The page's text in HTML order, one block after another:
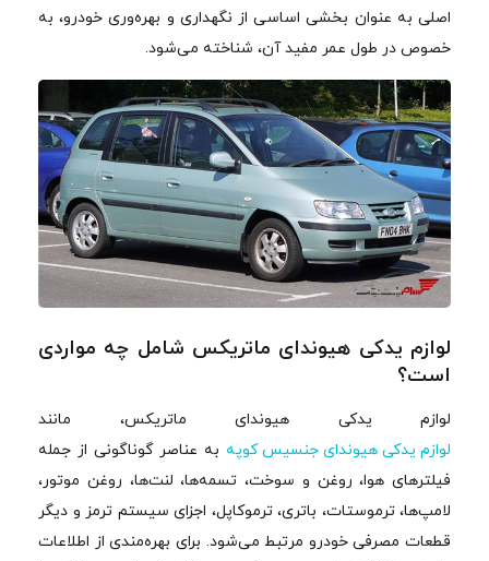
اصلی به عنوان بخشی اساسی از نگهداری و بهره‌وری خودرو، به
خصوص در طول عمر مفید آن، شناخته می‌شود.
لوازم یدکی هیوندای ماتریکس شامل چه مواردی
است؟
لوازم یدکی هیوندای ماتریکس، مانند
لوازم یدکی هیوندای جنسیس کوپه به عناصر گوناگونی از جمله
فیلترهای هوا، روغن و سوخت، تسمه‌ها، لنت‌ها، روغن موتور،
لامپ‌ها، ترموستات، باتری، ترموکاپل، اجزای سیستم ترمز و دیگر
قطعات مصرفی خودرو مرتبط می‌شود. برای بهره‌مندی از اطلاعات